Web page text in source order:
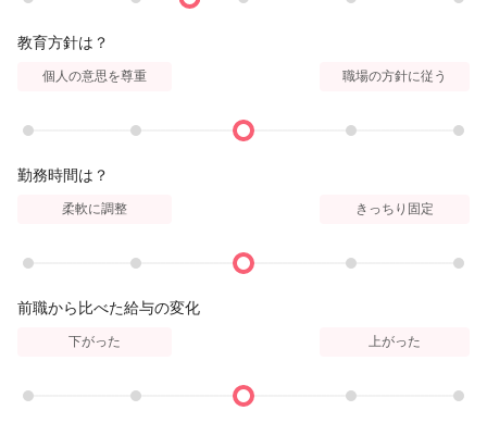
教育方針は？
個人の意思を尊重 職場の方針に従う
勤務時間は？
柔軟に調整 きっちり固定
前職から比べた給与の変化
下がった 上がった